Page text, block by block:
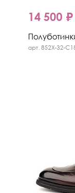
14 500 ₽
арт. 852X-32-